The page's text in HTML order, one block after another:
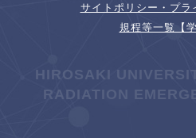
サイトポリシー・プラ
規程等一覧【
HIROSAKI
RADIATION